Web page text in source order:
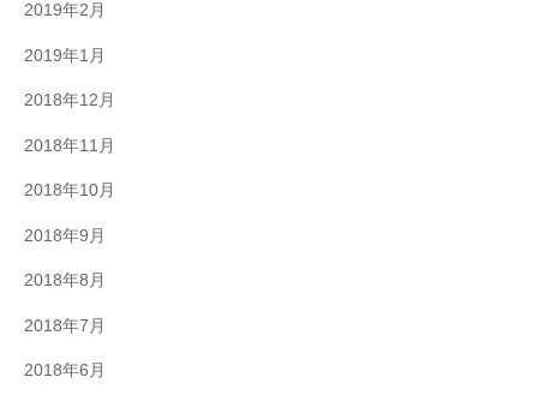
2019年2月
2019年1月
2018年12月
2018年11月
2018年10月
2018年9月
2018年8月
2018年7月
2018年6月